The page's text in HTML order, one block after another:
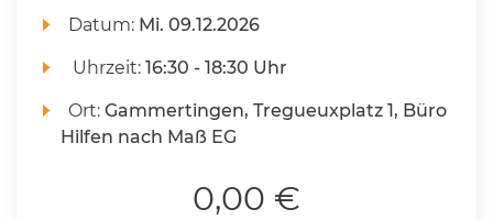
Datum: Mi. 09.12.2026
Uhrzeit:16:30 - 18:30 Uhr
Ort:Gammertingen, Tregueuxplatz 1, Büro
Hilfen nach Maß EG
0,00 €